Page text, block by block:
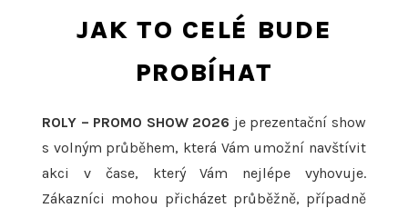
JAK TO CELÉ BUDE
PROBÍHAT
ROLY – PROMO SHOW 2026 je prezentační show
s volným průběhem, která Vám umožní navštívit
akci v čase, který Vám nejlépe vyhovuje.
Zákazníci mohou přicházet průběžně, případně